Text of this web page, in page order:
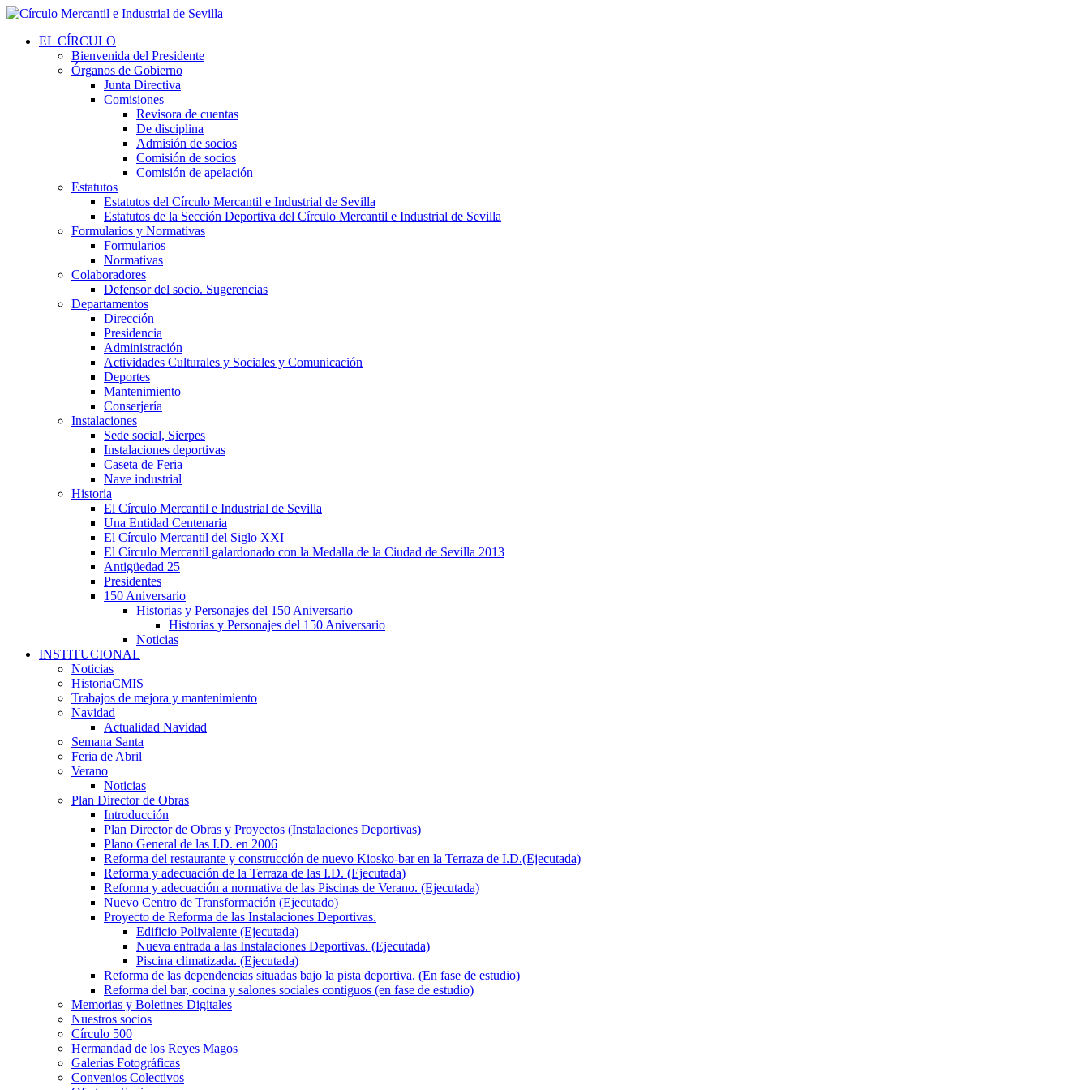
EL CÍRCULO
Bienvenida del Presidente
Órganos de Gobierno
Junta Directiva
Comisiones
Revisora de cuentas
De disciplina
Admisión de socios
Comisión de socios
Comisión de apelación
Estatutos
Estatutos del Círculo Mercantil e Industrial de Sevilla
Estatutos de la Sección Deportiva del Círculo Mercantil e Industrial de Sevilla
Formularios y Normativas
Formularios
Normativas
Colaboradores
Defensor del socio. Sugerencias
Departamentos
Dirección
Presidencia
Administración
Actividades Culturales y Sociales y Comunicación
Deportes
Mantenimiento
Conserjería
Instalaciones
Sede social, Sierpes
Instalaciones deportivas
Caseta de Feria
Nave industrial
Historia
El Círculo Mercantil e Industrial de Sevilla
Una Entidad Centenaria
El Círculo Mercantil del Siglo XXI
El Círculo Mercantil galardonado con la Medalla de la Ciudad de Sevilla 2013
Antigüedad 25
Presidentes
150 Aniversario
Historias y Personajes del 150 Aniversario
Historias y Personajes del 150 Aniversario
Noticias
INSTITUCIONAL
Noticias
HistoriaCMIS
Trabajos de mejora y mantenimiento
Navidad
Actualidad Navidad
Semana Santa
Feria de Abril
Verano
Noticias
Plan Director de Obras
Introducción
Plan Director de Obras y Proyectos (Instalaciones Deportivas)
Plano General de las I.D. en 2006
Reforma del restaurante y construcción de nuevo Kiosko-bar en la Terraza de I.D.(Ejecutada)
Reforma y adecuación de la Terraza de las I.D. (Ejecutada)
Reforma y adecuación a normativa de las Piscinas de Verano. (Ejecutada)
Nuevo Centro de Transformación (Ejecutado)
Proyecto de Reforma de las Instalaciones Deportivas.
Edificio Polivalente (Ejecutada)
Nueva entrada a las Instalaciones Deportivas. (Ejecutada)
Piscina climatizada. (Ejecutada)
Reforma de las dependencias situadas bajo la pista deportiva. (En fase de estudio)
Reforma del bar, cocina y salones sociales contiguos (en fase de estudio)
Memorias y Boletines Digitales
Nuestros socios
Círculo 500
Hermandad de los Reyes Magos
Galerías Fotográficas
Convenios Colectivos